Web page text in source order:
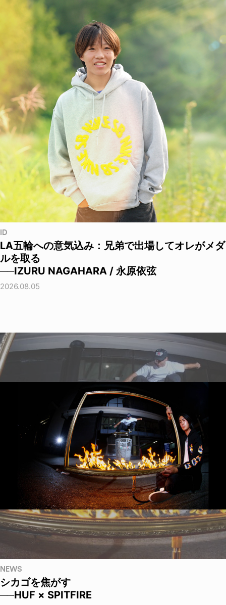
ID
LA五輪への意気込み：兄弟で出場してオレがメダ
ルを取る
──IZURU NAGAHARA / 永原依弦
2026.08.05
NEWS
シカゴを焦がす
──HUF × SPITFIRE